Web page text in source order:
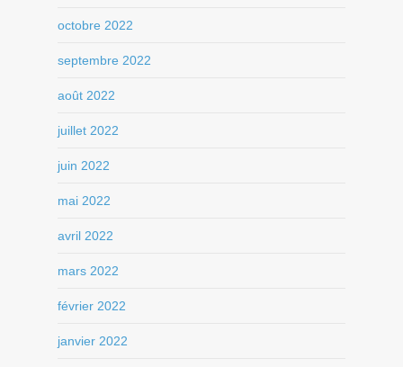
octobre 2022
septembre 2022
août 2022
juillet 2022
juin 2022
mai 2022
avril 2022
mars 2022
février 2022
janvier 2022